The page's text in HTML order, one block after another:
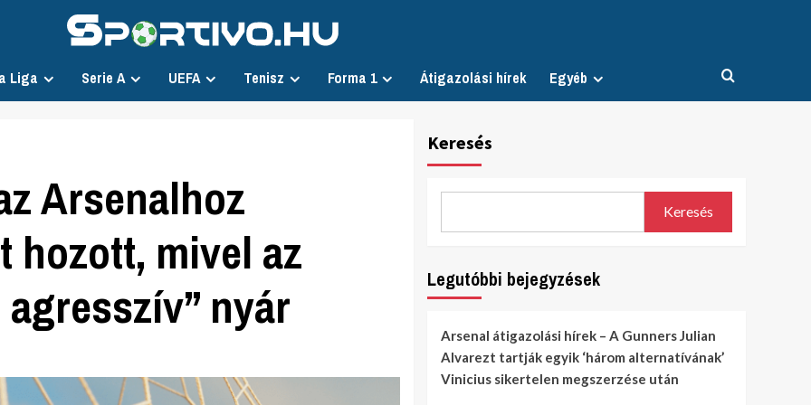
Liga Serie A UEFA Tenisz Forma 1 Átigazolási hírek Egyéb
Arsenalhoz
hozott, mivel az
nyár
Keresés
Keresés
Legutóbbi bejegyzések
Arsenal átigazolási hírek – A Gunners Julian
Alvarezt tartják egyik ‘három alternatívának’
Vinicius sikertelen megszerzése után